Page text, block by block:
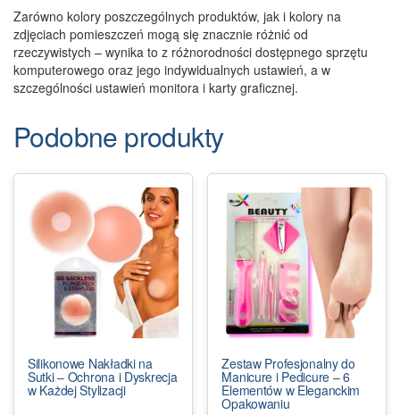
Zarówno kolory poszczególnych produktów, jak i kolory na
zdjęciach pomieszczeń mogą się znacznie różnić od
rzeczywistych – wynika to z różnorodności dostępnego sprzętu
komputerowego oraz jego indywidualnych ustawień, a w
szczególności ustawień monitora i karty graficznej.
Podobne produkty
Silikonowe Nakładki na
Sutki – Ochrona i Dyskrecja
w Każdej Stylizacji
Zestaw Profesjonalny do
Manicure i Pedicure – 6
Elementów w Eleganckim
Opakowaniu